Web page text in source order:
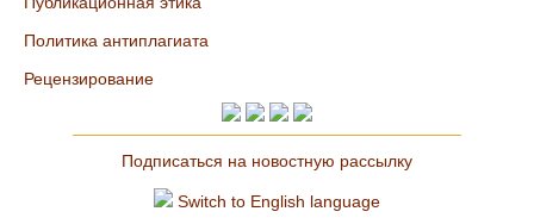
Политика антиплагиата
Рецензирование
Подписаться на новостную рассылку
Switch to English language